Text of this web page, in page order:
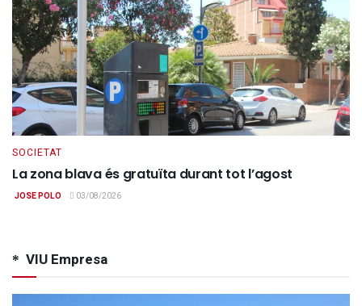
SOCIETAT
La zona blava és gratuïta durant tot l’agost
JOSE POLO 03/08/2026
VIU Empresa